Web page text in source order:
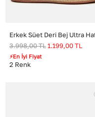
3.998,00TL 1.199,00 TL
⚡En İyi Fiyat
2 Renk